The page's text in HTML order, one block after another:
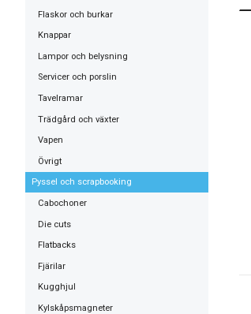
Flaskor och burkar
Knappar
Lampor och belysning
Servicer och porslin
Tavelramar
Trädgård och växter
Vapen
Övrigt
Pyssel och scrapbooking
Cabochoner
Die cuts
Flatbacks
Fjärilar
Kugghjul
Kylskåpsmagneter